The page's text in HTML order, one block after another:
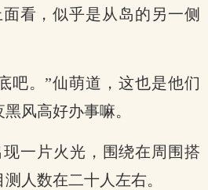
看，似乎是从岛的另一侧
吧。”仙萌道，这也是他们
风高好办事嘛。
一片火光，围绕在周围搭
人数在二十人左右。